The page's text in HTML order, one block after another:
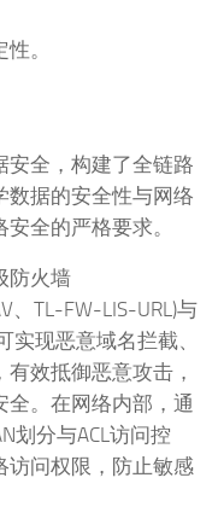
。
安全，构建了全链路
数据的安全性与网络
全的严格要求。
防火墙
、TL-FW-LIS-URL)与
实现恶意域名拦截、
效抵御恶意攻击，
。在网络内部，通
划分与ACL访问控
访问权限，防止敏感